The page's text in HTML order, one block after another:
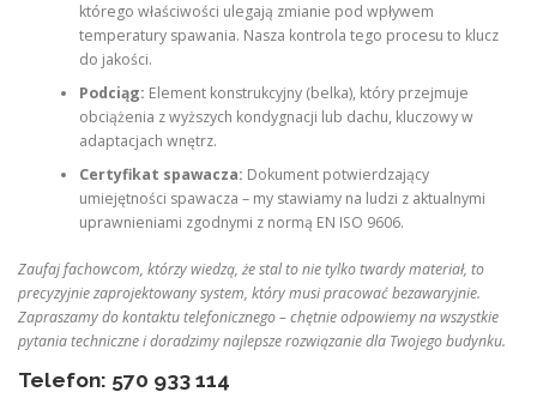
którego właściwości ulegają zmianie pod wpływem
temperatury spawania. Nasza kontrola tego procesu to klucz
do jakości.
Podciąg: Element konstrukcyjny (belka), który przejmuje
obciążenia z wyższych kondygnacji lub dachu, kluczowy w
adaptacjach wnętrz.
Certyfikat spawacza: Dokument potwierdzający
umiejętności spawacza – my stawiamy na ludzi z aktualnymi
uprawnieniami zgodnymi z normą EN ISO 9606.
Zaufaj fachowcom, którzy wiedzą, że stal to nie tylko twardy materiał, to
precyzyjnie zaprojektowany system, który musi pracować bezawaryjnie.
Zapraszamy do kontaktu telefonicznego – chętnie odpowiemy na wszystkie
pytania techniczne i doradzimy najlepsze rozwiązanie dla Twojego budynku.
Telefon: 570 933 114